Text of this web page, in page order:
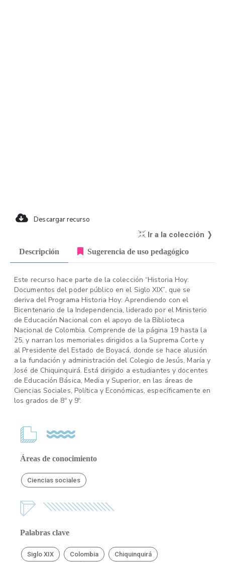
Descargar recurso
Ir a la colección ❭
Descripción Sugerencia de uso pedagógico
Este recurso hace parte de la colección “Historia Hoy:
Documentos del poder público en el Siglo XIX”, que se
deriva del Programa Historia Hoy: Aprendiendo con el
Bicentenario de la Independencia, liderado por el Ministerio
de Educación Nacional con el apoyo de la Biblioteca
Nacional de Colombia. Comprende de la página 19 hasta la
25, y narran los memoriales dirigidos a la Suprema Corte y
al Presidente del Estado de Boyacá, donde se hace alusión
a la fundación y administración del Colegio de Jesús, María y
José de Chiquinquirá. Está dirigido a estudiantes y docentes
de Educación Básica, Media y Superior, en las áreas de
Ciencias Sociales, Política y Económicas, específicamente en
los grados de 8º y 9º.
Áreas de conocimiento
Ciencias sociales
Palabras clave
Siglo XIX Colombia Chiquinquirá